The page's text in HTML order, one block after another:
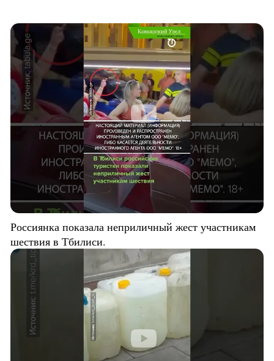
Россиянка показала неприличный жест участникам
шествия в Тбилиси.